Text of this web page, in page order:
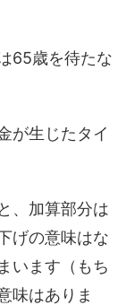
65歳を待たな
が生じたタイ
、加算部分は
げの意味はな
います（もち
味はありま